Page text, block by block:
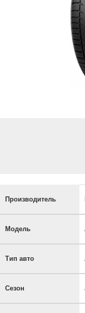
Производитель
Модель
Тип авто
Сезон